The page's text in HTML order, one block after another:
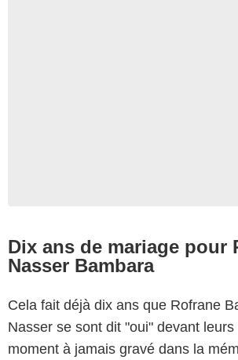
Dix ans de mariage pour
Nasser Bambara
Cela fait déjà dix ans que Rofrane
Nasser se sont dit "oui" devant
moment à jamais gravé dans la